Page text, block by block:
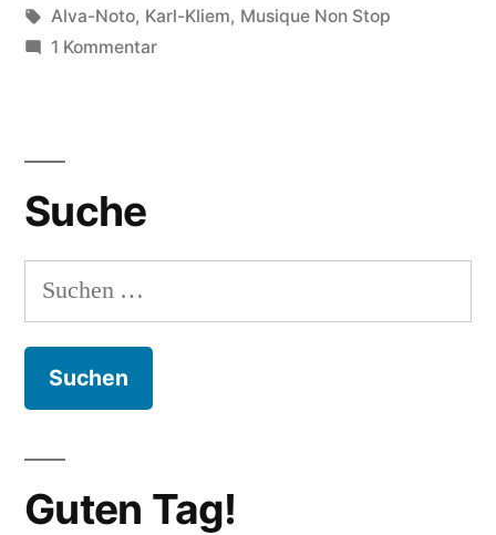
in
Schlagwörter:
Alva-Noto, Karl-Kliem, Musique Non Stop
1 Kommentarzu
Suche
Suchen
nach:
Guten Tag!